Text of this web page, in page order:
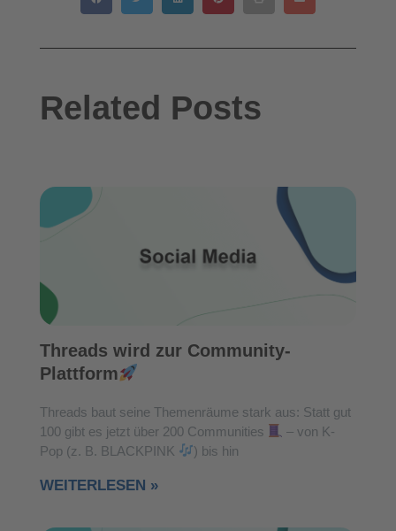
Related Posts
Threads wird zur Community-
Plattform
Threads baut seine Themenräume stark aus: Statt gut
100 gibt es jetzt über 200 Communities
– von K-
Pop (z. B. BLACKPINK
) bis hin
WEITERLESEN »